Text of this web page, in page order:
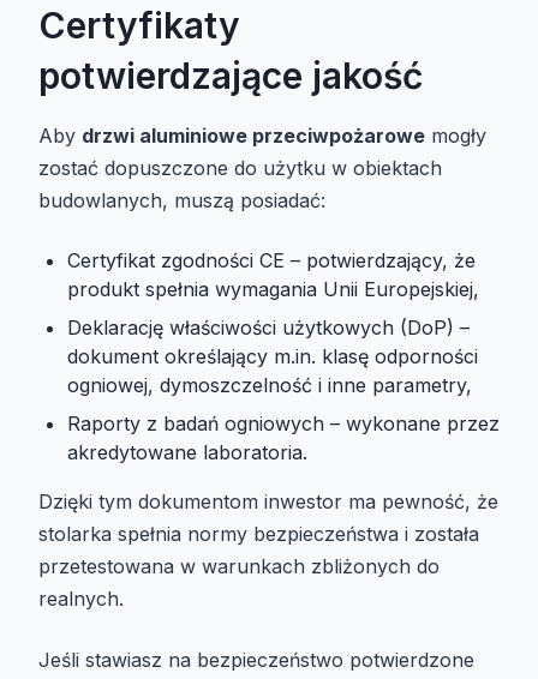
Certyfikaty
potwierdzające jakość
Aby drzwi aluminiowe przeciwpożarowe mogły
zostać dopuszczone do użytku w obiektach
budowlanych, muszą posiadać:
Certyfikat zgodności CE – potwierdzający, że
produkt spełnia wymagania Unii Europejskiej,
Deklarację właściwości użytkowych (DoP) –
dokument określający m.in. klasę odporności
ogniowej, dymoszczelność i inne parametry,
Raporty z badań ogniowych – wykonane przez
akredytowane laboratoria.
Dzięki tym dokumentom inwestor ma pewność, że
stolarka spełnia normy bezpieczeństwa i została
przetestowana w warunkach zbliżonych do
realnych.
Jeśli stawiasz na bezpieczeństwo potwierdzone